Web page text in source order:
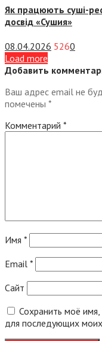
Як працюють суші-
досвід «Сушия»
08.04.2026 5260
Load more
Добавить
Ваш адрес email не
помечены *
Комментарий *
Имя *
Email *
Сайт
Сохранить моё
для последующих